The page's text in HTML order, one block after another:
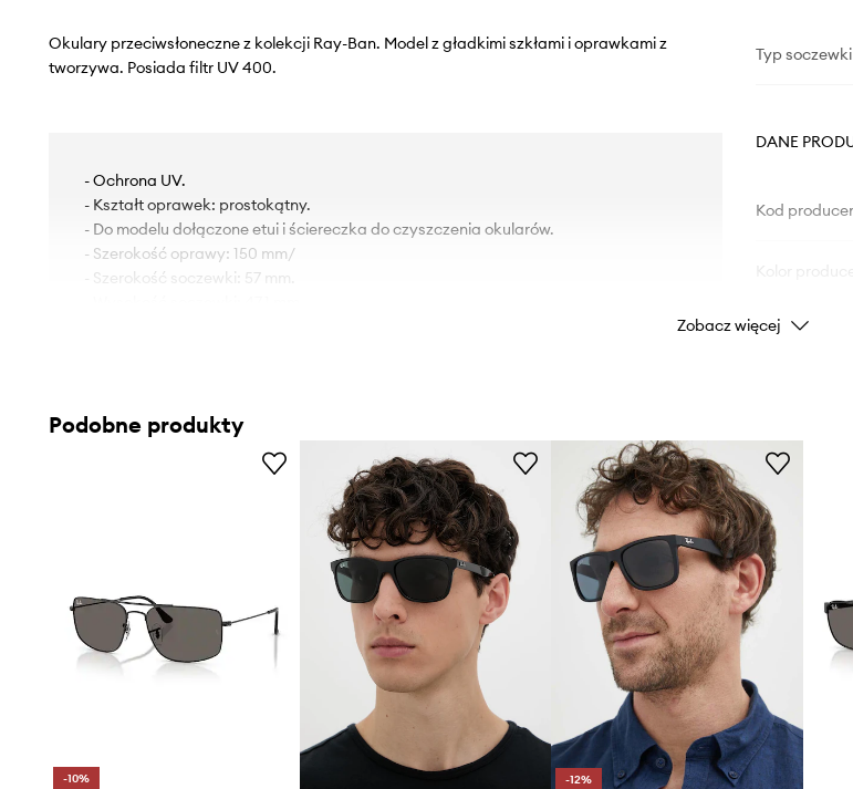
Okulary przeciwsłoneczne z kolekcji Ray-Ban. Model z gładkimi szkłami i oprawkami z
tworzywa. Posiada filtr UV 400.
- Ochrona UV.
- Kształt oprawek: prostokątny.
- Do modelu dołączone etui i ściereczka do czyszczenia okularów.
- Szerokość oprawy: 150 mm/
- Szerokość soczewki: 57 mm.
Typ soczewki
DANE
Kod
Kolor
ID Produktu
Zobacz więcej
Podobne produkty
-10%
-12%